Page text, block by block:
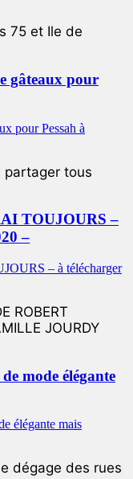
75 et Ile de
gâteaux pour
partager tous
TOUJOURS –
–
ROBERT
JOURDY
mode élégante
dégage des rues